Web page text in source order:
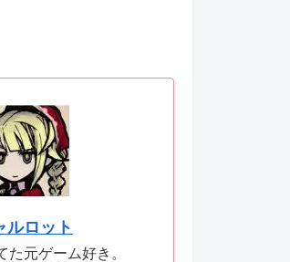
ルロット
た元ゲーム好き。